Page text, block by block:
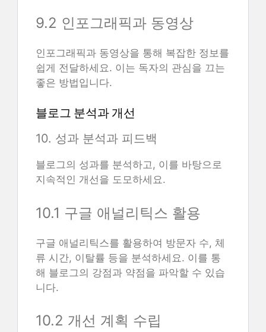
9.2 인포그래픽과 동영상
인포그래픽과 동영상을 통해 복잡한 정보를
쉽게 전달하세요. 이는 독자의 관심을 끄는
좋은 방법입니다.
블로그 분석과 개선
10. 성과 분석과 피드백
블로그의 성과를 분석하고, 이를 바탕으로
지속적인 개선을 도모하세요.
10.1 구글 애널리틱스 활용
구글 애널리틱스를 활용하여 방문자 수, 체
류 시간, 이탈률 등을 분석하세요. 이를 통
해 블로그의 강점과 약점을 파악할 수 있습
니다.
10.2 개선 계획 수립